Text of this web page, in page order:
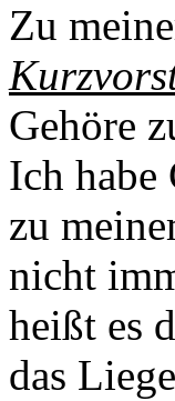
Zu
Gehöre
Ich
zu
nicht
heißt es
das